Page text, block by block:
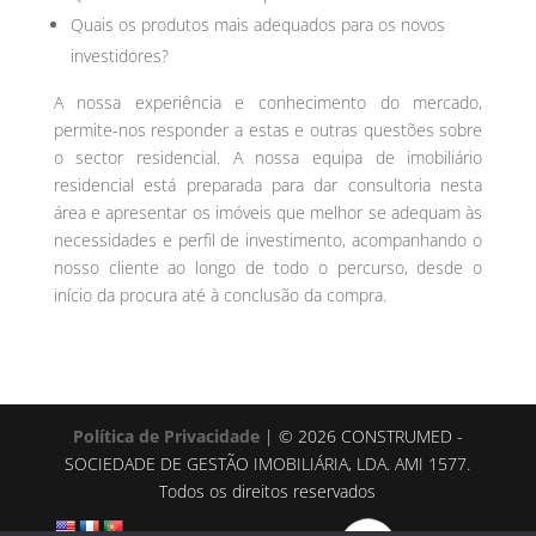
Quais os produtos mais adequados para os novos
investidores?
A nossa experiência e conhecimento do mercado,
permite-nos responder a estas e outras questões sobre
o sector residencial. A nossa equipa de imobiliário
residencial está preparada para dar consultoria nesta
área e apresentar os imóveis que melhor se adequam às
necessidades e perfil de investimento, acompanhando o
nosso cliente ao longo de todo o percurso, desde o
início da procura até à conclusão da compra.
Política de Privacidade| © 2026 CONSTRUMED -
SOCIEDADE DE GESTÃO IMOBILIÁRIA, LDA. AMI 1577.
Todos os direitos reservados